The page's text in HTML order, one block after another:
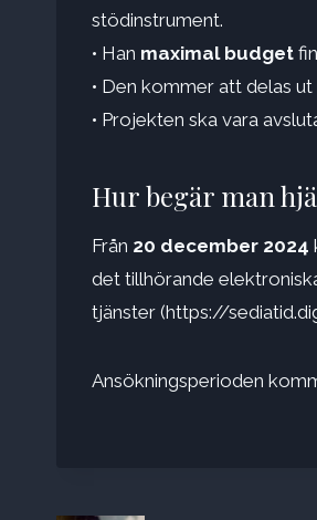
stödinstrument.
• Han maximal budget
• Den kommer att delas ut
• Projekten ska vara
Hur begär man
Från 20 december 2024
det tillhörande
tjänster (https://
Ansökningsperioden